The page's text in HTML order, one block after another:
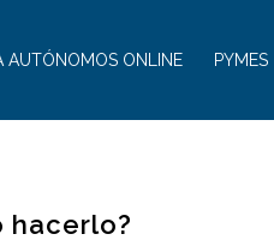
AUTÓNOMOS ONLINE PYMES
hacerlo?